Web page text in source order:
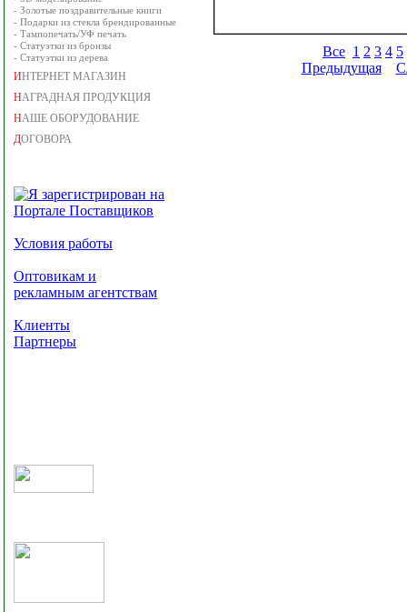
- Золотые поздравительные книги
- Подарки из стекла брендированные
- Тампопечать/УФ печать
- Статуэтки из бронзы
- Статуэтки из дерева
ИНТЕРНЕТ МАГАЗИН
НАГРАДНАЯ ПРОДУКЦИЯ
НАШЕ ОБОРУДОВАНИЕ
ДОГОВОРА
Условия работы
Оптовикам и
рекламным агентствам
Клиенты
Партнеры
Все 1 2 3 4 5
Предыдущая